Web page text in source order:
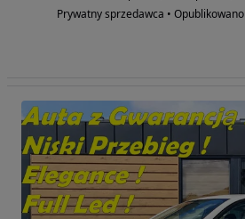
Prywatny sprzedawca • Opublikowano